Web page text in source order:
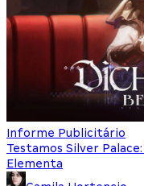
Informe Publicitário
Testamos Silver
Elementa